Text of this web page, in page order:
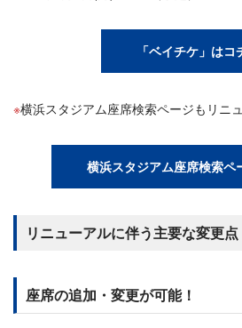
「ベイチケ」はコ
横浜スタジアム座席検索ページもリニ
横浜スタジアム座席検索ペ
リニューアルに伴う主要な変更点
座席の追加・変更が可能！